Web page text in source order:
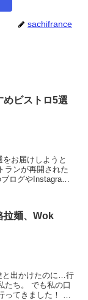
sachifrance
めビストロ5選
お届けしようと
ランが再開された
ログやInstagram
拉麺、Wok
と出かけたのに…行
たち。 でも私の口
てきました！ 写